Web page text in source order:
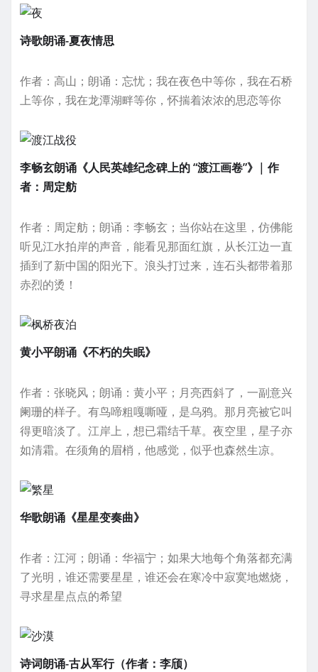
诗歌朗诵-夏夜情思
作者：高山；朗诵：忘忧；我在夜色中等你，我在石桥
上等你，我在龙潭湖畔等你，怀揣着浓浓的思恋等你
李畅玄朗诵《人民英雄纪念碑上的 “渡江画卷”》| 作
者：周定舫
作者：周定舫；朗诵：李畅玄；当你站在这里，仿佛能
听见江水拍岸的声音，能看见那面红旗，从长江边一直
插到了新中国的阳光下。浪头打过来，连石头都带着那
赤烈的烫！
黄小平朗诵《不朽的失眠》
作者：张晓风；朗诵：黄小平；月亮西斜了，一副意兴
阑珊的样子。有鸟啼粗嘎嘶哑，是乌鸦。那月亮被它叫
得更暗淡了。江岸上，想已霜结千草。夜空里，星子亦
如清霜。在须角的眉梢，他感觉，似乎也森然生凉。
华歌朗诵《星星变奏曲》
作者：江河；朗诵：华福宁；如果大地每个角落都充满
了光明，谁还需要星星，谁还会在寒冷中寂寞地燃烧，
寻求星星点点的希望
诗词朗诵-古从军行（作者：李颀）